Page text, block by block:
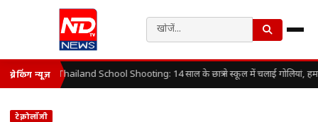
ब्रेकिंग न्यूज़ Thailand School Shooting: 14 साल के छात्र ने स्कूल में चलाई गोलियां,
टेक्नोलॉजी